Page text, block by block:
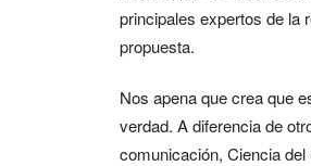
principales expertos de la
propuesta.
Nos apena que crea que
verdad. A diferencia de
comunicación, Ciencia